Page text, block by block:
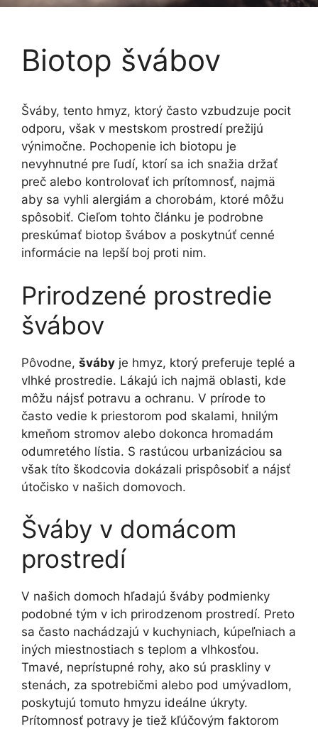
Biotop švábov
Šváby, tento hmyz, ktorý často vzbudzuje pocit
odporu, však v mestskom prostredí prežijú
výnimočne. Pochopenie ich biotopu je
nevyhnutné pre ľudí, ktorí sa ich snažia držať
preč alebo kontrolovať ich prítomnosť, najmä
aby sa vyhli alergiám a chorobám, ktoré môžu
spôsobiť. Cieľom tohto článku je podrobne
preskúmať biotop švábov a poskytnúť cenné
informácie na lepší boj proti nim.
Prirodzené prostredie
švábov
Pôvodne, šváby je hmyz, ktorý preferuje teplé a
vlhké prostredie. Lákajú ich najmä oblasti, kde
môžu nájsť potravu a ochranu. V prírode to
často vedie k priestorom pod skalami, hnilým
kmeňom stromov alebo dokonca hromadám
odumretého lístia. S rastúcou urbanizáciou sa
však títo škodcovia dokázali prispôsobiť a nájsť
útočisko v našich domovoch.
Šváby v domácom
prostredí
V našich domoch hľadajú šváby podmienky
podobné tým v ich prirodzenom prostredí. Preto
sa často nachádzajú v kuchyniach, kúpeľniach a
iných miestnostiach s teplom a vlhkosťou.
Tmavé, neprístupné rohy, ako sú praskliny v
stenách, za spotrebičmi alebo pod umývadlom,
poskytujú tomuto hmyzu ideálne úkryty.
Prítomnosť potravy je tiež kľúčovým faktorom